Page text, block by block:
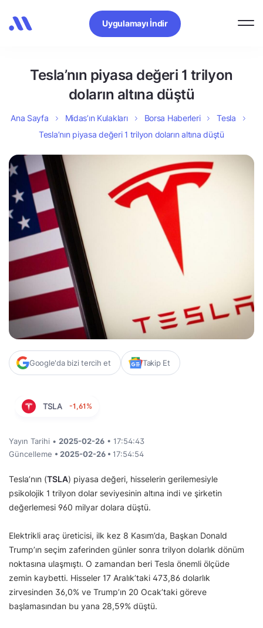
Uygulamayı İndir
Tesla’nın piyasa değeri 1 trilyon
doların altına düştü
Ana Sayfa Midas’ın Kulakları Borsa Haberleri
Tesla
Tesla’nın piyasa değeri 1 trilyon doların altına düştü
Google'da bizi tercih et Takip Et
TSLA -1,61%
Yayın Tarihi • 2025-02-26 • 17:54:43
Güncelleme • 2025-02-26 • 17:54:54
Tesla’nın (TSLA) piyasa değeri, hisselerin gerilemesiyle
psikolojik 1 trilyon dolar seviyesinin altına indi ve şirketin
değerlemesi 960 milyar dolara düştü.
Elektrikli araç üreticisi, ilk kez 8 Kasım’da, Başkan Donald
Trump’ın seçim zaferinden günler sonra trilyon dolarlık dönüm
noktasına ulaşmıştı. O zamandan beri Tesla önemli ölçüde
zemin kaybetti. Hisseler 17 Aralık’taki 473,86 dolarlık
zirvesinden 36,0% ve Trump’ın 20 Ocak’taki göreve
başlamasından bu yana 28,59% düştü.